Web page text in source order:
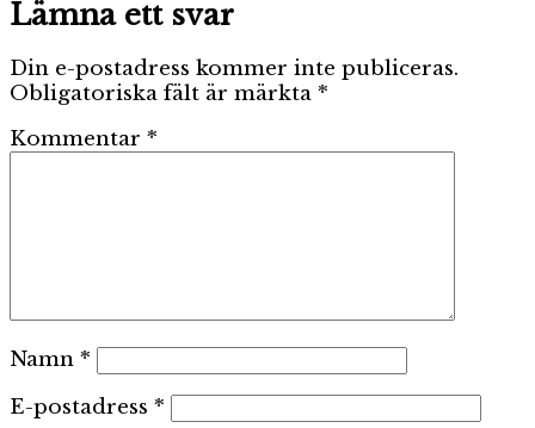
Lämna ett svar
Din e-postadress kommer inte publiceras.
Obligatoriska fält är märkta *
Kommentar *
Namn *
E-postadress *